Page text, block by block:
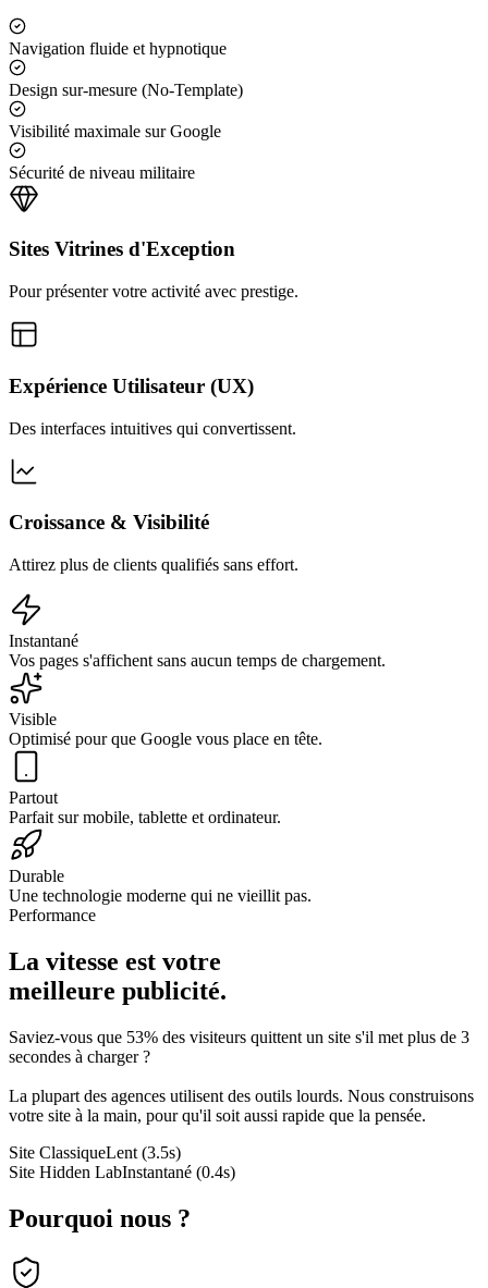
Navigation fluide et hypnotique
Design sur-mesure (No-Template)
Visibilité maximale sur Google
Sécurité de niveau militaire
Sites Vitrines d'Exception
Pour présenter votre activité avec prestige.
Expérience Utilisateur (UX)
Des interfaces intuitives qui convertissent.
Croissance & Visibilité
Attirez plus de clients qualifiés sans effort.
Instantané
Vos pages s'affichent sans aucun temps de chargement.
Visible
Optimisé pour que Google vous place en tête.
Partout
Parfait sur mobile, tablette et ordinateur.
Durable
Une technologie moderne qui ne vieillit pas.
Performance
La vitesse est votre
meilleure publicité.
Saviez-vous que 53% des visiteurs quittent un site s'il met plus de 3
secondes à charger ?
La plupart des agences utilisent des outils lourds. Nous construisons
votre site à la main, pour qu'il soit aussi rapide que la pensée.
Site ClassiqueLent (3.5s)
Site Hidden LabInstantané (0.4s)
Pourquoi nous ?